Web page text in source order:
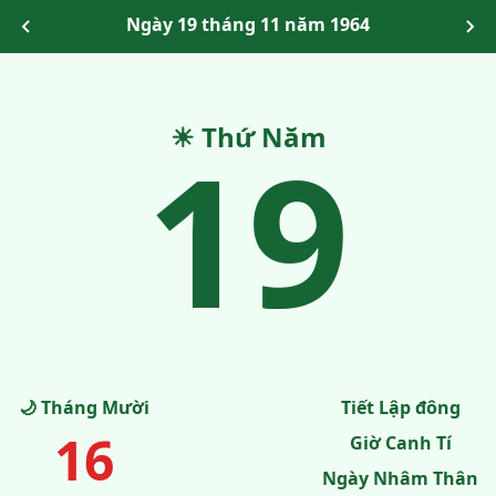
Ngày 19 tháng 11 năm 1964
☀ Thứ Năm
19
🌙 Tháng Mười
16
Tiết Lập đông
Giờ Canh Tí
Ngày Nhâm Thân